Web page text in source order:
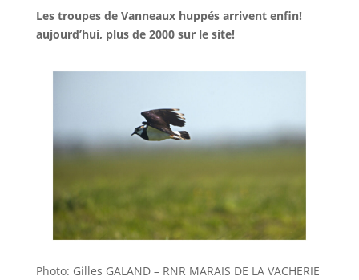
Les troupes de Vanneaux huppés arrivent enfin!
aujourd’hui, plus de 2000 sur le site!
Photo: Gilles GALAND – RNR MARAIS DE LA VACHERIE